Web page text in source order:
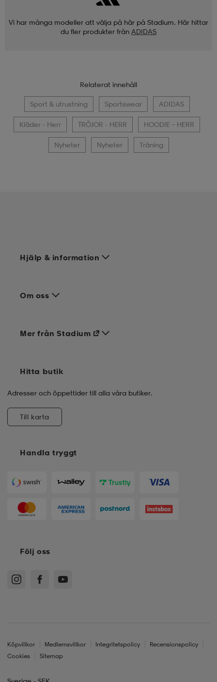
Vi har många modeller att välja på här på Stadium. Här hittar
du fler produkter från ADIDAS
Relaterat innehåll
Sport & utrustning Sportswear ADIDAS
Kläder - Herr TRÖJOR - HERR HOODIE – HERR
Nyheter Nyheter Träning
Hjälp & information
Om oss
Handla tryggt
Mer från Stadium
Hitta butik
Adresser och öppettider till alla våra butiker.
Till karta
Följ oss
Köpvillkor Medlemsvillkor Integritetspolicy
Recensionspolicy
Cookies
Sitemap